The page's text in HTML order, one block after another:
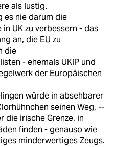
als lustig.
es nie darum die
UK zu verbessern - das
an, die EU zu
die
- ehemals UKIP und
der Europäischen
würde in absehbarer
seinen Weg, --
die irische Grenze, in
finden - genauso wie
minderwertiges Zeugs.